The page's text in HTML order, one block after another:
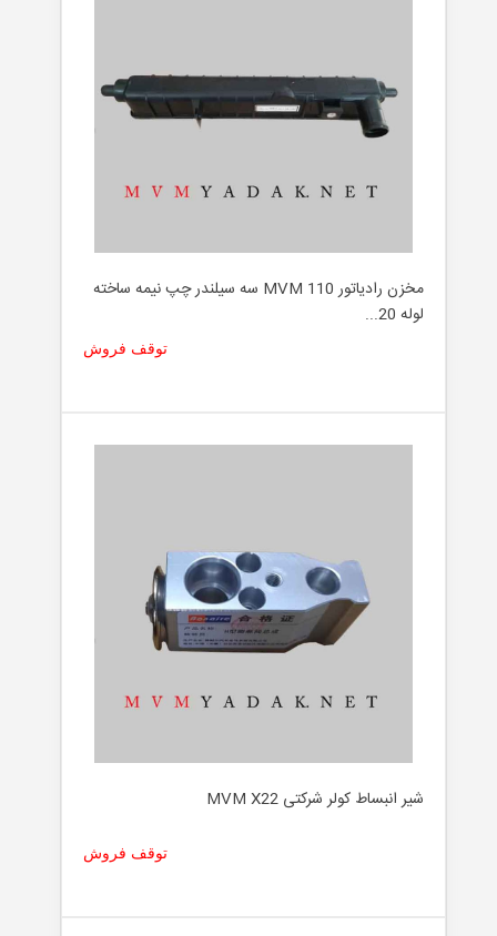
مخزن رادیاتور MVM 110 سه سیلندر چپ نیمه ساخته
لوله 20...
توقف فروش
شیر انبساط کولر شرکتی MVM X22
توقف فروش